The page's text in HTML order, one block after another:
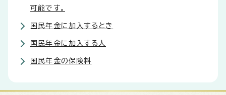
可能です。
国民年金に加入するとき
国民年金に加入する人
国民年金の保険料